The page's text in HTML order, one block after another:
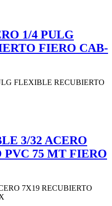
1/4 PULG
FIERO CAB-
FLEXIBLE RECUBIERTO
3/32 ACERO
PVC 75 MT FIERO
7X19 RECUBIERTO